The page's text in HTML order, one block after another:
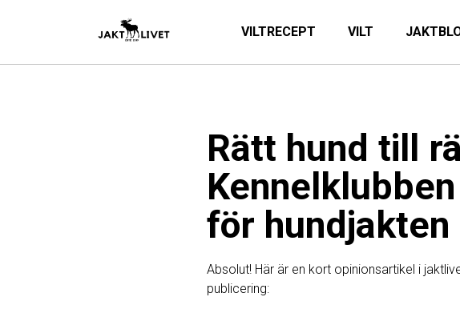
VILTRECEPT VILT
Rätt hund till
för hundjakten
Absolut! Här är en kort opinionsartikel i
publicering: